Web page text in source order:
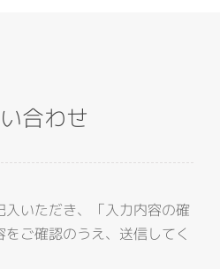
合わせ
いただき、「入力内容の確
ご確認のうえ、送信してく